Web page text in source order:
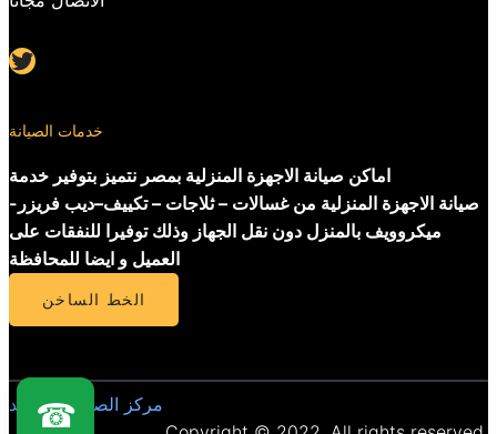
Twitter
خدمات الصيانة
اماكن صيانة الاجهزة المنزلية بمصر نتميز بتوفير خدمة
صيانة الاجهزة المنزلية من غسالات – ثلاجات – تكييف–ديب فريزر-
ميكروويف بالمنزل دون نقل الجهاز وذلك توفيرا للنفقات على
العميل و ايضا للمحافظة
الخط الساخن
مركز الصيانة المعتمد
☎